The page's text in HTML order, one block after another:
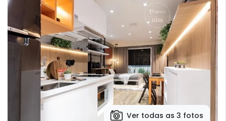
Ver todas as 3 fotos